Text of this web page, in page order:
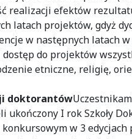
realizacji efektów
latach projektów, gdyż
w następnych latach
do projektów
etniczne, religię,
doktorantów
ukończony I rok Szkoły
w 3 edycjach